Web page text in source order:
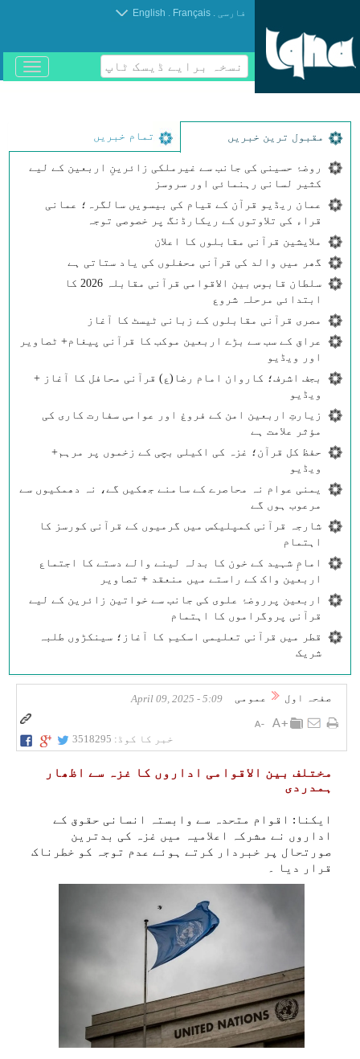
فارسی .
Français
.
English
نسخہ برایے ڈیسک ٹاپ
باز
و
مقبول ترین خبریں تمام خبریں
روضۂ حسینی کی جانب سے غیرملکی زائرینِ اربعین کے لیے
کثیر لسانی رہنمائی اور سروسز
عمان ریڈیو قرآن کے قیام کی بیسویں سالگرہ؛ عمانی
قراء کی تلاوتوں کے ریکارڈنگ پر خصوصی توجہ
ملایشین قرآنی مقابلوں کا اعلان
گھر میں والد کی قرآنی محفلوں کی یاد ستاتی ہے
سلطان قابوس بین الاقوامی قرآنی مقابلہ 2026 کا
ابتدائی مرحلہ شروع
مصری قرآنی مقابلوں کے زبانی ٹیسٹ کا آغاز
عراق کے سب سے بڑے اربعین موکب کا قرآنی پیغام+ ٹصاویر
اور ویڈیو
بجف اشرف؛ کاروان امام رضا(ع) قرآنی محافل کا آغاز +
ویڈیو
زیارتِ اربعین امن کے فروغ اور عوامی سفارت کاری کی
مؤثر علامت ہے
حفظ کل قرآن؛ غزہ کی اکیلی بچی کے زخموں پر مرہم+
ویڈیو
یمنی عوام نہ محاصرے کے سامنے جھکیں گے، نہ دھمکیوں سے
مرعوب ہوں گے
شارجہ قرآنی کمپلیکس میں گرمیوں کے قرآنی کورسز کا
اہتمام
امامِ شہید کے خون کا بدلہ لینے والے دستے کا اجتماع
اربعین واک کے راستے میں منعقد + تصاویر
اربعین پرروضۂ علوی کی جانب سے خواتین زائرین کے لیے
قرآنی پروگراموں کا اہتمام
قطر میں قرآنی تعلیمی اسکیم کا آغاز؛ سینکڑوں طلبہ
شریک
صفحہ اول عمومی 5:09 - April 09, 2025
خبر کا کوڈ: 3518295
مختلف بین الاقوامی اداروں کا غزہ سے اظھار
ہمدردی
ایکنا: اقوام متحدہ سے وابستہ انسانی حقوق کے
اداروں نے مشرکہ اعلامیہ میں غزہ کی بدترین
صورتحال پر خبردار کرتے ہوئے عدم توجہ کو خطرناک
قرار دیا ۔